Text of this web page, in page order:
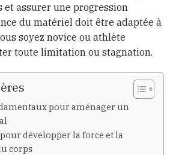
et assurer une progression
du matériel doit être adaptée à
soyez novice ou athlète
toute limitation ou stagnation.
pour aménager un
développer la force et la
corps